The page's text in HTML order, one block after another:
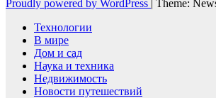
Proudly powered by WordPress | Theme:
Технологии
В мире
Дом и сад
Наука и техника
Недвижимость
Новости путешествий